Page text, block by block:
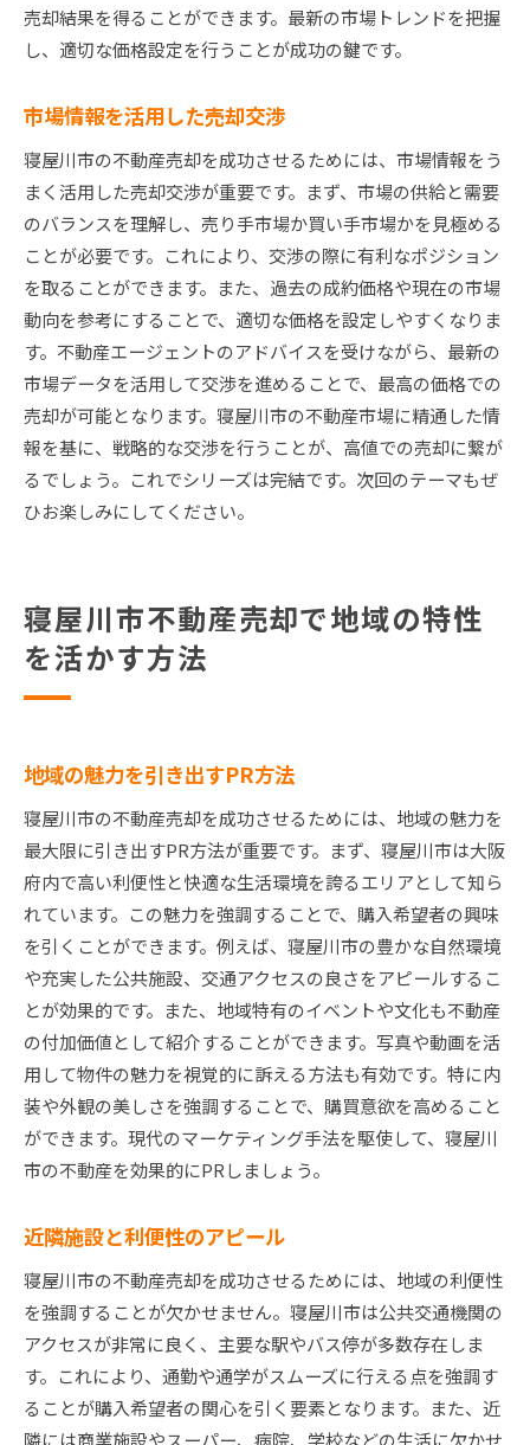
売却結果を得ることができます。最新の市場トレンドを把握
し、適切な価格設定を行うことが成功の鍵です。
市場情報を活用した売却交渉
寝屋川市の不動産売却を成功させるためには、市場情報をう
まく活用した売却交渉が重要です。まず、市場の供給と需要
のバランスを理解し、売り手市場か買い手市場かを見極める
ことが必要です。これにより、交渉の際に有利なポジション
を取ることができます。また、過去の成約価格や現在の市場
動向を参考にすることで、適切な価格を設定しやすくなりま
す。不動産エージェントのアドバイスを受けながら、最新の
市場データを活用して交渉を進めることで、最高の価格での
売却が可能となります。寝屋川市の不動産市場に精通した情
報を基に、戦略的な交渉を行うことが、高値での売却に繋が
るでしょう。これでシリーズは完結です。次回のテーマもぜ
ひお楽しみにしてください。
寝屋川市不動産売却で地域の特性
を活かす方法
地域の魅力を引き出すPR方法
寝屋川市の不動産売却を成功させるためには、地域の魅力を
最大限に引き出すPR方法が重要です。まず、寝屋川市は大阪
府内で高い利便性と快適な生活環境を誇るエリアとして知ら
れています。この魅力を強調することで、購入希望者の興味
を引くことができます。例えば、寝屋川市の豊かな自然環境
や充実した公共施設、交通アクセスの良さをアピールするこ
とが効果的です。また、地域特有のイベントや文化も不動産
の付加価値として紹介することができます。写真や動画を活
用して物件の魅力を視覚的に訴える方法も有効です。特に内
装や外観の美しさを強調することで、購買意欲を高めること
ができます。現代のマーケティング手法を駆使して、寝屋川
市の不動産を効果的にPRしましょう。
近隣施設と利便性のアピール
寝屋川市の不動産売却を成功させるためには、地域の利便性
を強調することが欠かせません。寝屋川市は公共交通機関の
アクセスが非常に良く、主要な駅やバス停が多数存在しま
す。これにより、通勤や通学がスムーズに行える点を強調す
ることが購入希望者の関心を引く要素となります。また、近
隣には商業施設やスーパー、病院、学校などの生活に欠かせ